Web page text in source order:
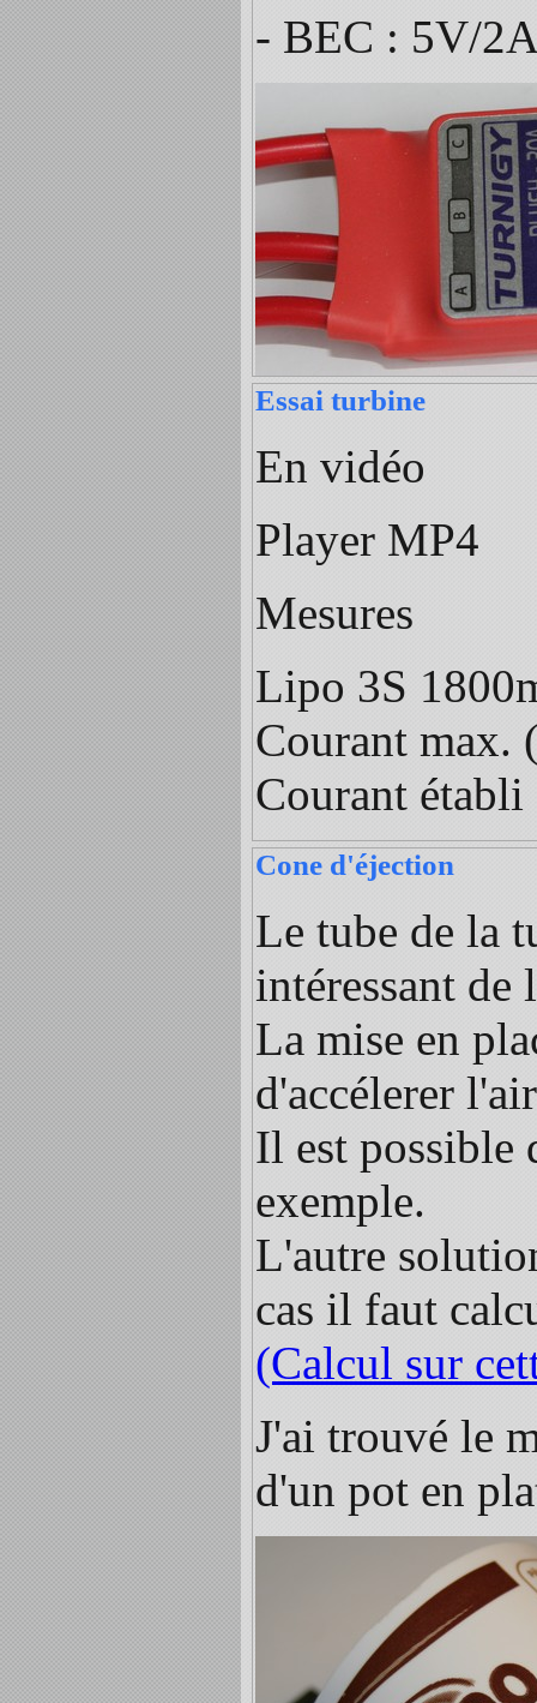
- BEC : 5V/
Essai turbine
En vidéo
Player MP4
Mesures
Lipo 3S
Courant max.
Courant
Cone d'éjection
Le tube de la
intéressant
La mise en
d'accélerer
Il est possible
exemple.
L'autre
cas il faut
(Calcul sur
J'ai trouvé le
d'un pot en